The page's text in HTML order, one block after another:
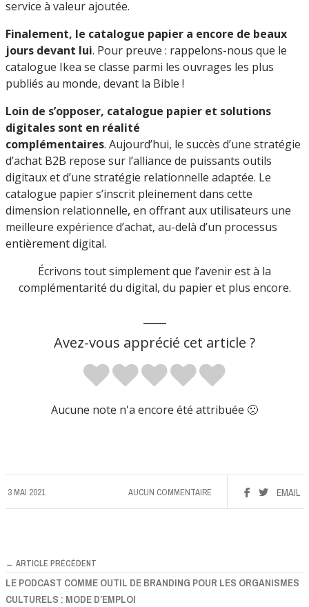
service à valeur ajoutée.
Finalement, le catalogue papier a encore de beaux
jours devant lui. Pour preuve : rappelons-nous que le
catalogue Ikea se classe parmi les ouvrages les plus
publiés au monde, devant la Bible !
Loin de s’opposer, catalogue papier et solutions
digitales sont en réalité
complémentaires. Aujourd’hui, le succès d’une stratégie
d’achat B2B repose sur l’alliance de puissants outils
digitaux et d’une stratégie relationnelle adaptée. Le
catalogue papier s’inscrit pleinement dans cette
dimension relationnelle, en offrant aux utilisateurs une
meilleure expérience d’achat, au-delà d’un processus
entièrement digital.
Écrivons tout simplement que l’avenir est à la
complémentarité du digital, du papier et plus encore.
Avez-vous apprécié cet article ?
Aucune note n'a encore été attribuée 🙁
3 MAI 2021 EMAIL
AUCUN COMMENTAIRE
← ARTICLE PRÉCÉDENT
LE PODCAST COMME OUTIL DE BRANDING POUR LES ORGANISMES
CULTURELS : MODE D’EMPLOI